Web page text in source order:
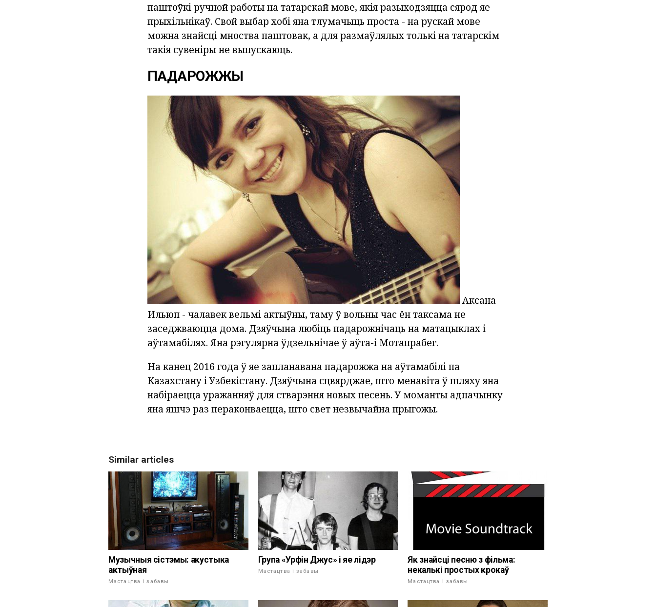
паштоўкі ручной работы на татарскай мове, якія разыходзяцца сярод яе
прыхільнікаў. Свой выбар хобі яна тлумачыць проста - на рускай мове
можна знайсці мноства паштовак, а для размаўлялых толькі на татарскім
такія сувеніры не выпускаюць.
ПАДАРОЖЖЫ
Аксана
Ильюп - чалавек вельмі актыўны, таму ў вольны час ён таксама не
заседжваюцца дома. Дзяўчына любіць падарожнічаць на матацыклах і
аўтамабілях. Яна рэгулярна ўдзельнічае ў аўта-і Мотапрабег.
На канец 2016 года ў яе запланавана падарожжа на аўтамабілі па
Казахстану і Узбекістану. Дзяўчына сцвярджае, што менавіта ў шляху яна
набіраецца уражанняў для стварэння новых песень. У моманты адпачынку
яна яшчэ раз пераконваецца, што свет незвычайна прыгожы.
Similar articles
Музычныя сістэмы: акустыка
актыўная
Мастацтва і забавы
Група «Урфін Джус» і яе лідэр
Мастацтва і забавы
Як знайсці песню з фільма:
некалькі простых крокаў
Мастацтва і забавы